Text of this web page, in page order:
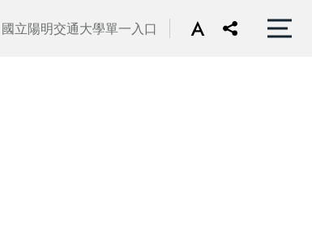
國立陽明交通大學單一入口